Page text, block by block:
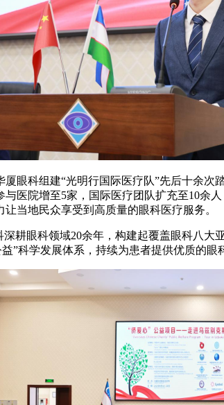
眼科组建“光明行国际医疗队”先后十余
医院增至5家，国际医疗团队扩充至10余
当地民众享受到高质量的眼科医疗服务。
耕眼科领域20余年，构建起覆盖眼科八
”科学发展体系，持续为患者提供优质的眼